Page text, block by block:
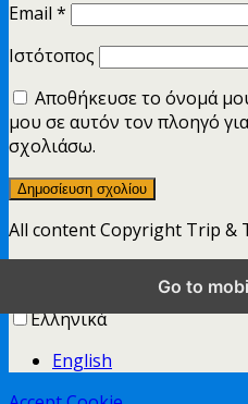
Email *
Ιστότοπος
Αποθήκευσε το όνομά
μου σε αυτόν τον πλοηγό
σχολιάσω.
All content Copyright Trip &
Go to
για κινητές συσκευές για
Ελληνικά
English